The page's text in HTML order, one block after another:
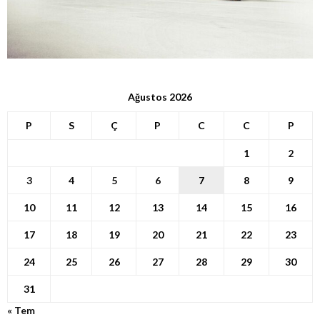
Ağustos 2026
P S Ç P C C P
1 2
3 4 5 6 7 8 9
10 11 12 13 14 15 16
17 18 19 20 21 22 23
24 25 26 27 28 29 30
31
« Tem